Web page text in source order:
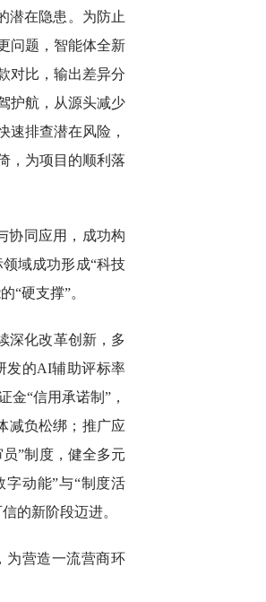
潜在隐患。为防止
问题，智能体全新
对比，输出差异分
护航，从源头减少
速排查潜在风险，
，为项目的顺利落
协同应用，成功构
域成功形成“科技
“硬支撑”。
深化改革创新，多
发的AI辅助评标率
“信用承诺制”，
减负松绑；推广应
”制度，健全多元
字动能”与“制度活
的新阶段迈进。
为营造一流营商环